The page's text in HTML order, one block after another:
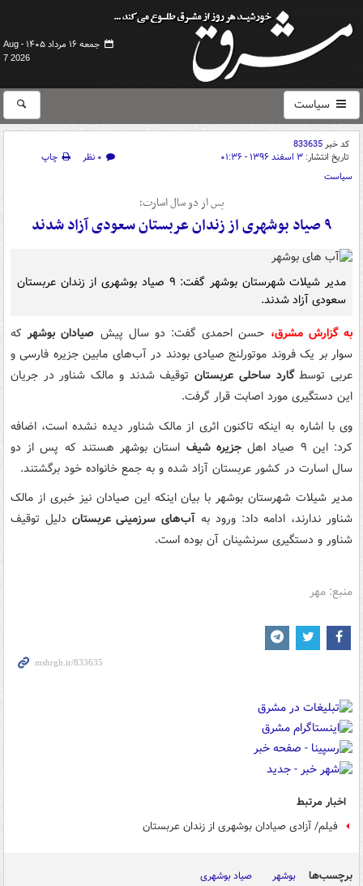
جمعه ۱۶ مرداد ۱۴۰۵ -
Aug
7 2026
سیاست
کد خبر833635
تاریخ انتشار: ۳ اسفند ۱۳۹۶ - ۰۱:۳۶ ۰ نظر
چاپ
سیاست
پس از دو سال اسارت؛
۹ صیاد بوشهری از زندان عربستان سعودی آزاد شدند
مدیر شیلات شهرستان بوشهر گفت: ۹ صیاد بوشهری از زندان عربستان
سعودی آزاد شدند.
به گزارش مشرق، حسن احمدی گفت: دو سال پیش صیادان بوشهر که
سوار بر یک فروند موتورلنج صیادی بودند در آب‌های مابین جزیره فارسی و
عربی توسطگارد ساحلی عربستان توقیف شدند و مالک شناور در جریان
این دستگیری مورد اصابت قرار گرفت.
وی با اشاره به اینکه تاکنون اثری از مالک شناور دیده نشده است، اضافه
کرد: این ۹ صیاد اهل
جزیره شیف استان بوشهر هستند که پس از دو
سال اسارت در کشور عربستان آزاد شده و به جمع خانواده خود برگشتند.
مدیر شیلات شهرستان بوشهر با بیان اینکه این صیادان نیز خبری از مالک
شناور ندارند، ادامه داد: ورود به آب‌های سرزمینی عربستان دلیل توقیف
شناور و دستگیری سرنشینان آن بوده است.
منبع: مهر
اخبار مرتبط
فیلم/ آزادی صیادان بوشهری از زندان عربستان
برچسب‌ها بوشهر صیاد بوشهری